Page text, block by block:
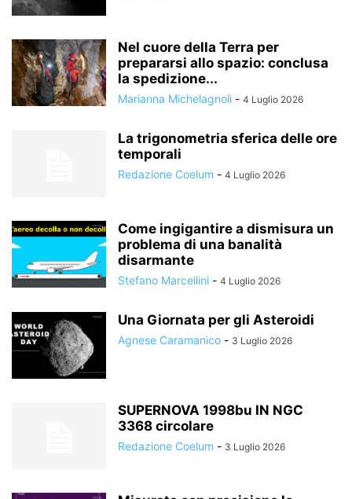
Nel cuore della Terra per
prepararsi allo spazio: conclusa
la spedizione...
Marianna Michelagnoli - 4 Luglio 2026
La trigonometria sferica delle ore
temporali
Redazione Coelum - 4 Luglio 2026
Come ingigantire a dismisura un
problema di una banalità
disarmante
Stefano Marcellini - 4 Luglio 2026
Una Giornata per gli Asteroidi
Agnese Caramanico - 3 Luglio 2026
SUPERNOVA 1998bu IN NGC
3368 circolare
Redazione Coelum - 3 Luglio 2026